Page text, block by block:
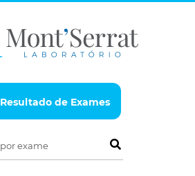
Resultado de Exames
Pesquise por exame